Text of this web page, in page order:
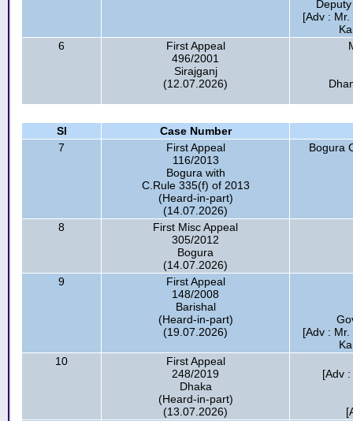
[Adv :
6
First Appeal
496/2001
Sirajganj
(12.07.2026)
Sl
Case Number
7
First Appeal
116/2013
Bogura with
C.Rule 335(f) of 2013
(Heard-in-part)
(14.07.2026)
Bogura
8
First Misc Appeal
305/2012
Bogura
(14.07.2026)
9
First Appeal
148/2008
Barishal
(Heard-in-part)
(19.07.2026)
[Adv :
10
First Appeal
248/2019
Dhaka
(Heard-in-part)
(13.07.2026)
[Adv